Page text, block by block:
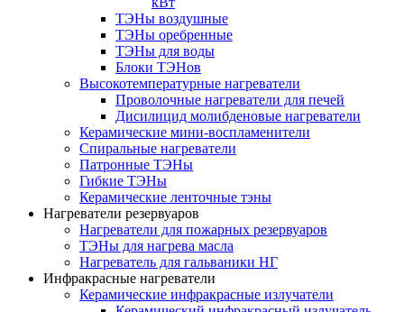
ТЭНы воздушные
ТЭНы оребренные
ТЭНы для воды
Блоки ТЭНов
Высокотемпературные нагреватели
Проволочные нагреватели для печей
Дисилицид молибденовые нагреватели
Керамические мини-воспламенители
Спиральные нагреватели
Патронные ТЭНы
Гибкие ТЭНы
Керамические ленточные тэны
Нагреватели резервуаров
Нагреватели для пожарных резервуаров
ТЭНы для нагрева масла
Нагреватель для гальваники НГ
Инфракрасные нагреватели
Керамические инфракрасные излучатели